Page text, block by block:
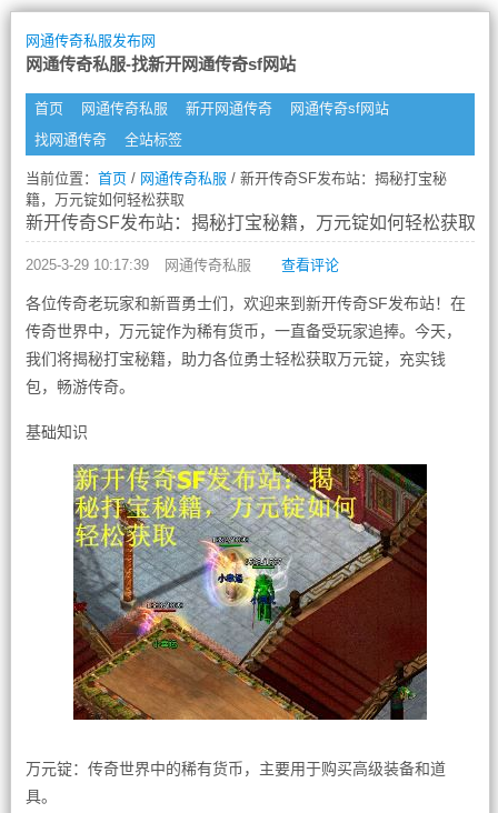
网通传奇私服发布网
网通传奇私服-找新开网通传奇sf网站
首页 网通传奇私服 新开网通传奇
网通传奇sf网站
找网通传奇
全站标签
当前位置： 首页/ 网通传奇私服 / 新开传奇SF发布站：揭秘打宝秘
籍，万元锭如何轻松获取
新开传奇SF发布站：揭秘打宝秘籍，万元锭如何轻松获取
2025-3-29 10:17:39 网通传奇私服 查看评论
各位传奇老玩家和新晋勇士们，欢迎来到新开传奇SF发布站！在
传奇世界中，万元锭作为稀有货币，一直备受玩家追捧。今天，
我们将揭秘打宝秘籍，助力各位勇士轻松获取万元锭，充实钱
包，畅游传奇。
基础知识
万元锭：传奇世界中的稀有货币，主要用于购买高级装备和道
具。